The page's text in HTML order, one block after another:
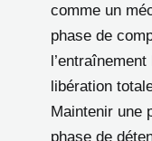
comme un
phase de
libération
Maintenir une
phase de